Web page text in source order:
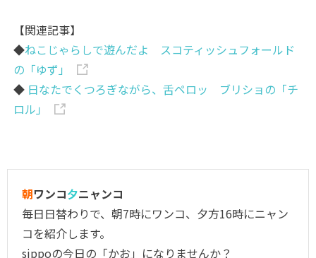
【関連記事】
◆ねこじゃらしで遊んだよ スコティッシュフォールド
の「ゆず」
◆ 日なたでくつろぎながら、舌ペロッ ブリショの「チ
ロル」
朝ワンコ夕ニャンコ
毎日日替わりで、朝7時にワンコ、夕方16時にニャン
コを紹介します。
sippoの今日の「かお」になりませんか？